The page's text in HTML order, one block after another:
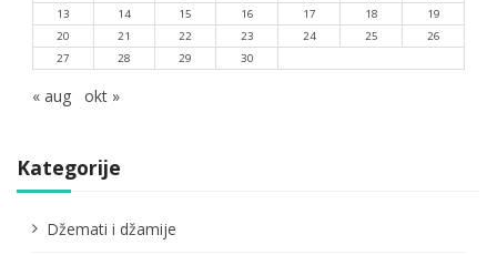
13
14 15 16 17 18
19
20
21 22 23 24 25
26
27
28 29 30
« aug okt »
Kategorije
Džemati i džamije